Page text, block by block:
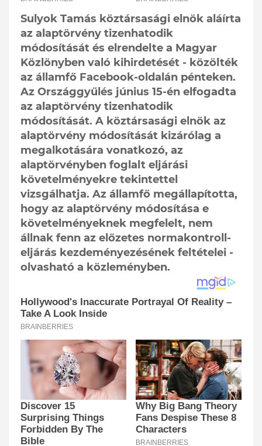
Sulyok Tamás köztársasági elnök aláírta
az alaptörvény tizenhatodik
módosítását és elrendelte a Magyar
Közlönyben való kihirdetését - közölték
az államfő Facebook-oldalán pénteken.
Az Országgyűlés június 15-én elfogadta
az alaptörvény tizenhatodik
módosítását. A köztársasági elnök az
alaptörvény módosítását kizárólag a
megalkotására vonatkozó, az
alaptörvényben foglalt eljárási
követelményekre tekintettel
vizsgálhatja. Az államfő megállapította,
hogy az alaptörvény módosítása e
követelményeknek megfelelt, nem
állnak fenn az előzetes normakontroll-
eljárás kezdeményezésének feltételei -
olvasható a közleményben.